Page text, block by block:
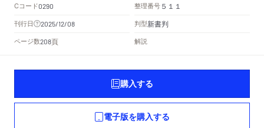
Cコード0290 整理番号 ５１１
刊行日 2025/12/08 判型新書判
ページ数208頁 解説
購入する
電子版を購入する